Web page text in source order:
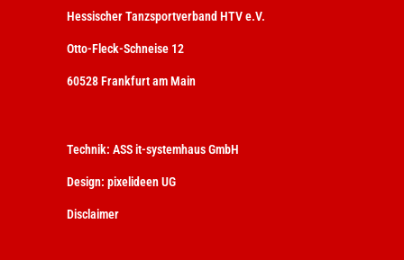
Hessischer Tanzsportverband HTV e.V.
Otto-Fleck-Schneise 12
60528 Frankfurt am Main
Technik: ASS it-systemhaus GmbH
Design: pixelideen UG
Disclaimer